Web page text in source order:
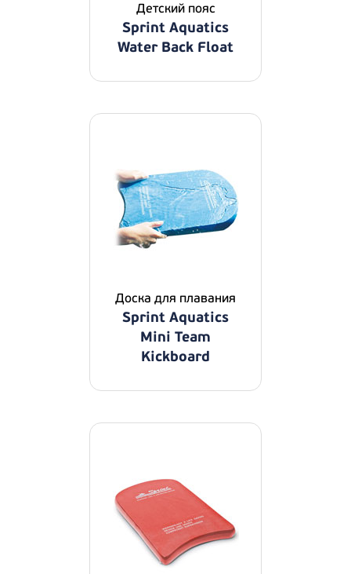
Детский пояс
Sprint Aquatics
Water Back Float
Доска для плавания
Sprint Aquatics
Mini Team
Kickboard